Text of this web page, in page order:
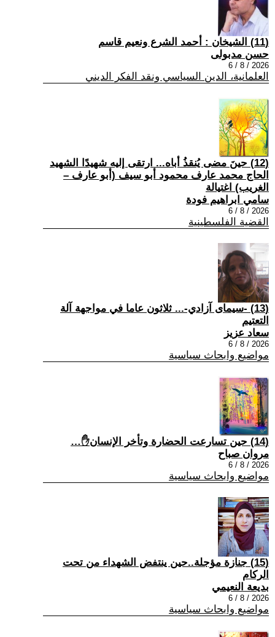
(11) الشيخان : أحمد الشرع ونعيم قاسم
حسن مدبولى
2026 / 8 / 6
العلمانية، الدين السياسي ونقد الفكر الديني
(12) حينَ مضى يُنقذُ أباه... ارتقى إليه شهيدًا الشهيد
الحاج محمد عارف محمود أبو سيف (أبو عارف –
الغريب) اغتيالة
سامي ابراهيم فودة
2026 / 8 / 6
القضية الفلسطينية
(13) -سيمای آزادي-... ثلاثون عاما في مواجهة آلة
التعتيم
سعاد عزيز
2026 / 8 / 6
مواضيع وابحاث سياسية
(14) حين تسارعت الحضارة وتأخر الإنسان✋…
مروان صباح
2026 / 8 / 6
مواضيع وابحاث سياسية
(15) جنازة مؤجلة..حين ينتفض الشهداء من تحت
الركام
بديعة النعيمي
2026 / 8 / 6
مواضيع وابحاث سياسية